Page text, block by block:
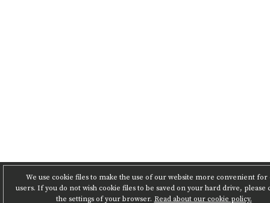
We use cookie files to make the use of our website more convenient for
users. If you do not wish cookie files to be saved on your hard drive, please
the settings of your browser. Read about our cookie policy.